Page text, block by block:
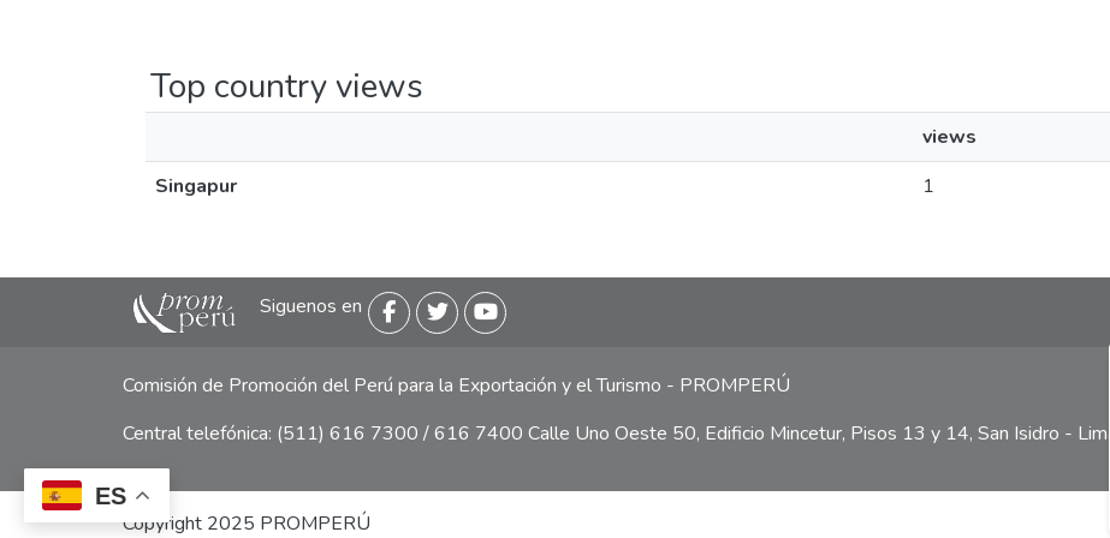
ES
Top country views
views
Singapur
1
Siguenos en
Comisión de Promoción del Perú para la Exportación y el Turismo - PROMPERÚ
Central telefónica: (511) 616 7300 / 616 7400 Calle Uno Oeste 50, Edificio Mincetur, Pisos 13 y 14, San Isidro - Lima
Copyright 2025 PROMPERÚ